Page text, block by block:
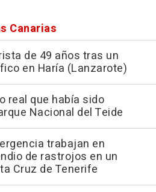
Canarias
de 49 años tras un
en Haría (Lanzarote)
real que había sido
Nacional del Teide
trabajan en
de rastrojos en un
Cruz de Tenerife